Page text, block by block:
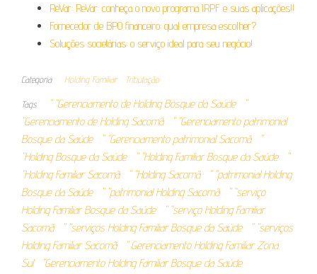
ReVar: ReVar: conheça o novo programa IRPF e suas aplicações!!
Fornecedor de BPO financeiro: qual empresa escolher?
Soluções societárias: o serviço ideal para seu negócio!
Categoria Holding Familiar Tributação
Tags " "Gerenciamento de Holding Bosque da Saúde
"
"Gerenciamento de Holding Sacomã
" "Gerenciamento patrimonial
Bosque da Saúde
" "Gerenciamento patrimonial Sacomã
"
"Holding Bosque da Saúde
" "Holding Familiar Bosque da Saúde
"
"Holding Familiar Sacomã
" "Holding Sacomã
" "patrimonial Holding
Bosque da Saúde
" "patrimonial Holding Sacomã
" "serviço
Holding Familiar Bosque da Saúde
" "serviço Holding Familiar
Sacomã
" "serviços Holding Familiar Bosque da Saúde
" "serviços
Holding Familiar Sacomã
" Gerenciamento Holding Familiar Zona
Sul
"Gerenciamento Holding Familiar Bosque da Saúde